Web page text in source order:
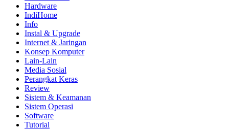
Hardware
IndiHome
Info
Instal & Upgrade
Internet & Jaringan
Konsep Komputer
Lain-Lain
Media Sosial
Perangkat Keras
Review
Sistem & Keamanan
Sistem Operasi
Software
Tutorial